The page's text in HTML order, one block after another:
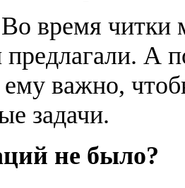
время читки
А
ему важно,
задачи.
не было?